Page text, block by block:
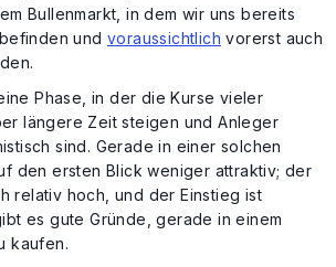
Bullenmarkt, in dem wir uns bereits
und voraussichtlich vorerst auch
Phase, in der die Kurse vieler
längere Zeit steigen und Anleger
sind. Gerade in einer solchen
den ersten Blick weniger attraktiv; der
relativ hoch, und der Einstieg ist
es gute Gründe, gerade in einem
kaufen.